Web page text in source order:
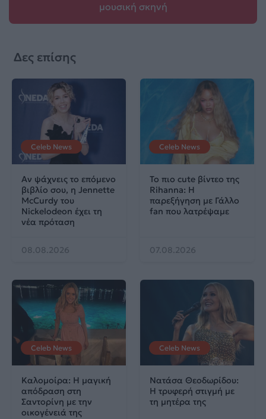
μουσική σκηνή
Δες επίσης
Celeb News
Αν ψάχνεις το επόμενο
βιβλίο σου, η Jennette
McCurdy του
Nickelodeon έχει τη
νέα πρόταση
08.08.2026
Celeb News
Το πιο cute βίντεο της
Rihanna: Η
παρεξήγηση με Γάλλο
fan που λατρέψαμε
07.08.2026
Celeb News
Καλομοίρα: Η μαγική
απόδραση στη
Σαντορίνη με την
οικογένειά της
Celeb News
Νατάσα Θεοδωρίδου:
Η τρυφερή στιγμή με
τη μητέρα της